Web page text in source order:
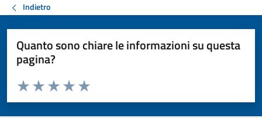
Indietro
Quanto sono chiare le informazioni su questa
pagina?
Valuta da 1 a 5 stelle la pagina
Valuta 5 stelle su 5
Valuta 4 stelle su 5
Valuta 3 stelle su 5
Valuta 2 stelle su 5
Valuta 1 stelle su 5